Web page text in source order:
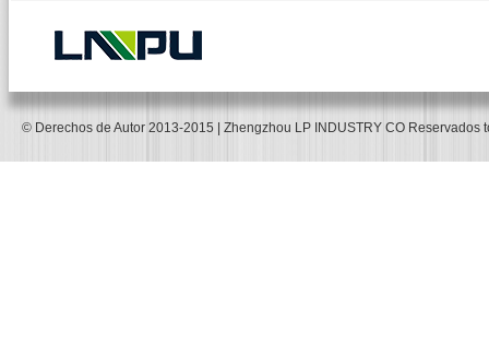
© Derechos de Autor 2013-2015 | Zhengzhou LP INDUSTRY CO